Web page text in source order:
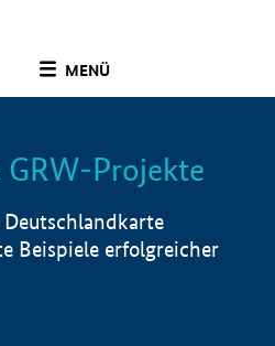
MENÜ
Info
Projekte
Beispiele erfolgreicher